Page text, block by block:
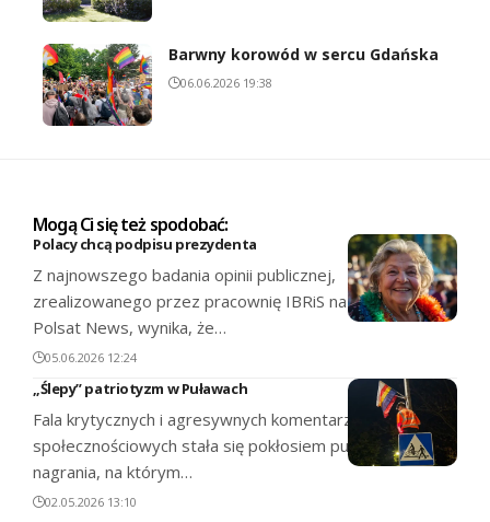
Barwny korowód w sercu Gdańska
06.06.2026 19:38
Mogą Ci się też spodobać:
Polacy chcą podpisu prezydenta
Z najnowszego badania opinii publicznej,
zrealizowanego przez pracownię IBRiS na zlecenie
Polsat News, wynika, że…
05.06.2026 12:24
„Ślepy” patriotyzm w Puławach
Fala krytycznych i agresywnych komentarzy w mediach
społecznościowych stała się pokłosiem publikacji
nagrania, na którym…
02.05.2026 13:10